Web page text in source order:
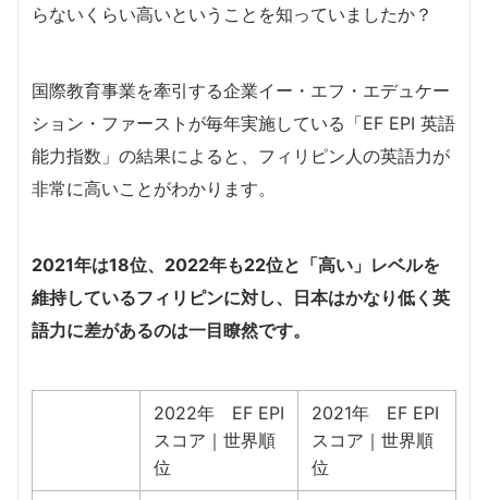
らないくらい高いということを知っていましたか？
国際教育事業を牽引する企業イー・エフ・エデュケー
ション・ファーストが毎年実施している「EF EPI 英語
能力指数」の結果によると、フィリピン人の英語力が
非常に高いことがわかります。
2021年は18位、2022年も22位と「高い」レベルを
維持しているフィリピンに対し、日本はかなり低く英
語力に差があるのは一目瞭然です。
2022年 EF EPI
スコア｜世界順
位
2021年 EF EPI
スコア｜世界順
位